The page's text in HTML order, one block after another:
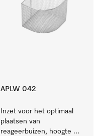
APLW 042
Inzet voor het optimaal
plaatsen van
reageerbuizen, hoogte